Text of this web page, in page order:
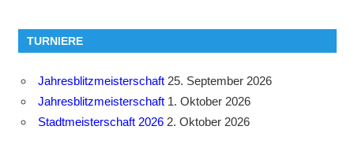
TURNIERE
Jahresblitzmeisterschaft 25. September 2026
Jahresblitzmeisterschaft 1. Oktober 2026
Stadtmeisterschaft 2026 2. Oktober 2026